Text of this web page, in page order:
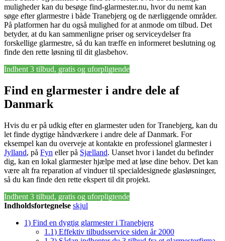
muligheder kan du besøge find-glarmester.nu, hvor du nemt kan
søge efter glarmestre i både Tranebjerg og de nærliggende områder.
På platformen har du også mulighed for at anmode om tilbud. Det
betyder, at du kan sammenligne priser og serviceydelser fra
forskellige glarmestre, så du kan træffe en informeret beslutning og
finde den rette løsning til dit glasbehov.
Indhent 3 tilbud, gratis og uforpligtende
Find en glarmester i andre dele af
Danmark
Hvis du er på udkig efter en glarmester uden for Tranebjerg, kan du
let finde dygtige håndværkere i andre dele af Danmark. For
eksempel kan du overveje at kontakte en professionel glarmester i
Jylland, på Fyn eller på Sjælland. Uanset hvor i landet du befinder
dig, kan en lokal glarmester hjælpe med at løse dine behov. Det kan
være alt fra reparation af vinduer til specialdesignede glasløsninger,
så du kan finde den rette ekspert til dit projekt.
Indhent 3 tilbud, gratis og uforpligtende
Indholdsfortegnelse skjul
1) Find en dygtig glarmester i Tranebjerg
1.1) Effektiv tilbudsservice siden år 2000